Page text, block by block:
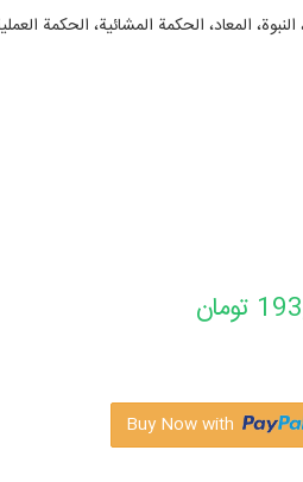
المعاد، الحكمة المشائية، الحكمة
تومان